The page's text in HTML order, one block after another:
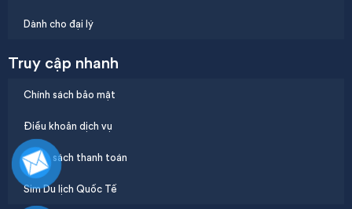
Dành cho đại lý
Truy cập nhanh
Chính sách bảo mật
Điều khoản dịch vụ
Chính sách thanh toán
Sim Du lịch Quốc Tế